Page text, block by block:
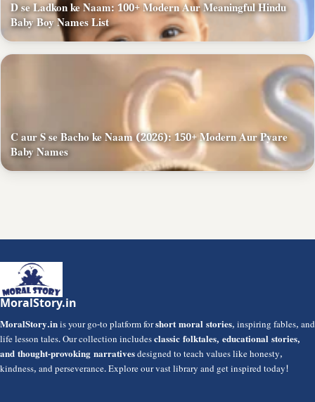
D se Ladkon ke Naam: 100+ Modern Aur Meaningful Hindu
Baby Boy Names List
C aur S se Bacho ke Naam (2026): 150+ Modern Aur Pyare
Baby Names
MoralStory.in
MoralStory.inis your go-to platform forshort moral stories, inspiring fables, and
life lesson tales. Our collection includesclassic folktales, educational stories,
and thought-provoking narrativesdesigned to teach values like honesty,
kindness, and perseverance. Explore our vast library and get inspired today!